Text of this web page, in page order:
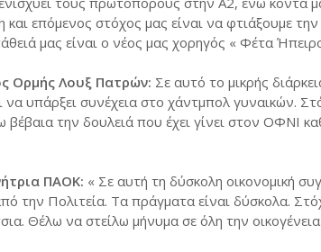
και επόμενος στόχος μας είναι να φτιάξουμε
μας είναι ο νέος μας χορηγός « Φέτα
Ορμής Λουξ Πατρών: Σε αυτό το μικρής
υπάρξει συνέχεια στο χάντμπολ γυναικών.
την δουλειά που έχει γίνει στον ΟΦΝΙ
ΠΑΟΚ: « Σε αυτή τη δύσκολη οικονομική
την Πολιτεία. Τα πράγματα είναι δύσκολα.
Θέλω να στείλω μήνυμα σε όλη την